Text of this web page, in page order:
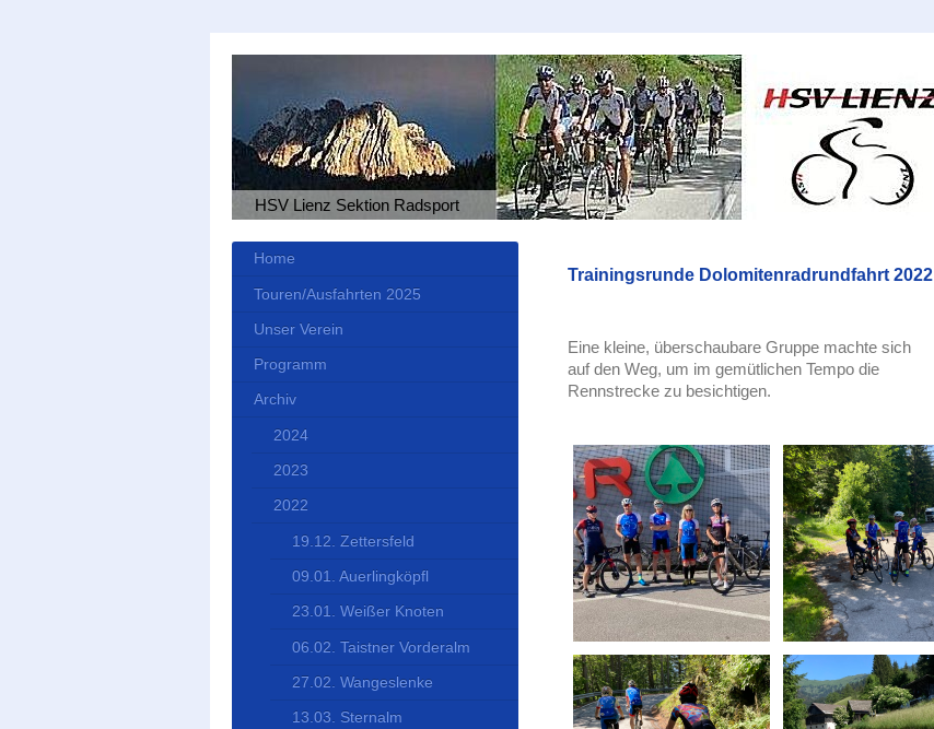
HSV Lienz Sektion Radsport
Trainingsrunde Dolomitenradrundfahrt 2022
Eine kleine, überschaubare Gruppe machte sich
auf den Weg, um im gemütlichen Tempodie
Rennstrecke zu besichtigen.
Home
Touren/Ausfahrten 2025
Unser Verein
Programm
Archiv
2024
2023
2022
19.12. Zettersfeld
09.01. Auerlingköpfl
23.01. Weißer Knoten
06.02. Taistner Vorderalm
27.02. Wangeslenke
13.03. Sternalm